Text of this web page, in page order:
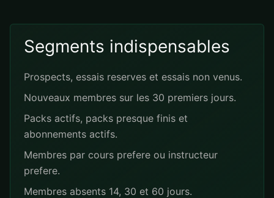
Segments indispensables
Prospects, essais reserves et essais non venus.
Nouveaux membres sur les 30 premiers jours.
Packs actifs, packs presque finis et
abonnements actifs.
Membres par cours prefere ou instructeur
prefere.
Membres absents 14, 30 et 60 jours.